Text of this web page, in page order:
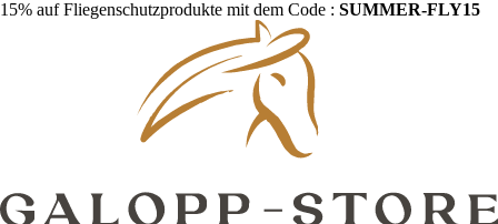
15% auf Fliegenschutzprodukte mit dem Code : SUMMER-FLY15